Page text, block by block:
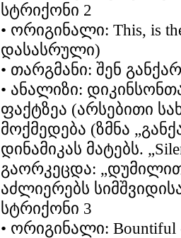
სტრიქონი 2
• ორიგინალი: This, is
დასასრული)
• თარგმანი: შენ
• ანალიზი:
ფაქტზეა (არსებითი
მოქმედება (ზმნა
დინამიკას მატებს.
გაორკეცდა:
აძლიერებს
სტრიქონი 3
• ორიგინალი: Bountiful